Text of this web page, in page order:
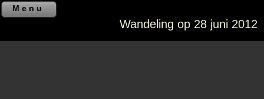
Menu
Wandeling op 28 juni 2012